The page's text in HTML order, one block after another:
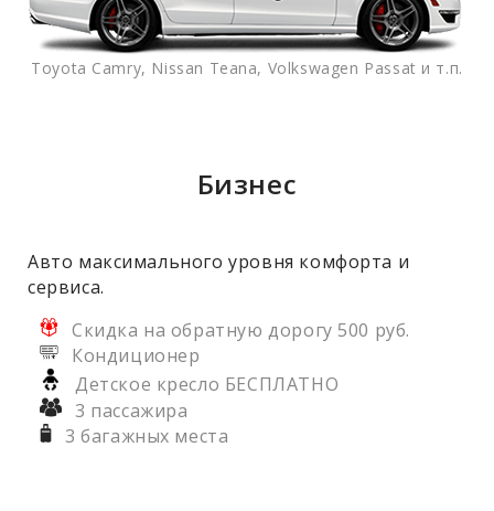
Toyota Camry, Nissan Teana, Volkswagen Passat и т.п.
Бизнес
Авто максимального уровня комфорта и
сервиса.
Скидка на обратную дорогу 500 руб.
Кондиционер
Детское кресло БЕСПЛАТНО
3 пассажира
3 багажных места